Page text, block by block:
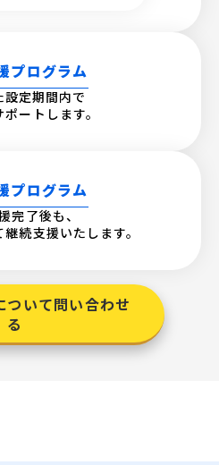
プログラム
設定期間内で
ートします。
プログラム
完了後も、
続支援いたします。
ついて問い合わせ
る